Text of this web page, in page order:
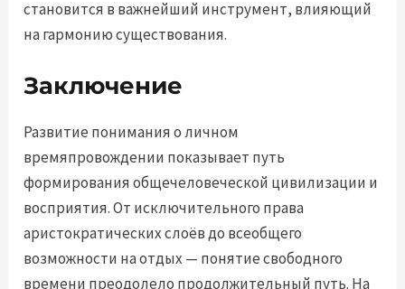
становится в важнейший инструмент, влияющий
на гармонию существования.
Заключение
Развитие понимания о личном
времяпровождении показывает путь
формирования общечеловеческой цивилизации и
восприятия. От исключительного права
аристократических слоёв до всеобщего
возможности на отдых — понятие свободного
времени преодолело продолжительный путь. На